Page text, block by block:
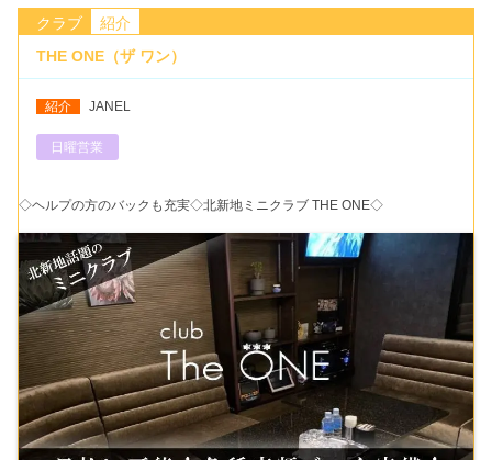
クラブ
紹介
THE ONE（ザ ワン）
紹介 JANEL
日曜営業
◇ヘルプの方のバックも充実◇北新地ミニクラブ THE ONE◇